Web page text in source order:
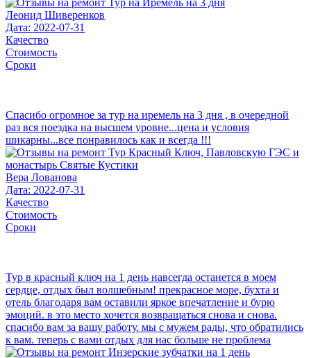
Леонид Шиверенков
Дата: 2022-07-31
Качество
Стоимость
Сроки
Спасибо огромное за тур на иремель на 3 дня , в очередной
раз вся поездка на высшем уровне...цена и условия
шикарны...все понравилось как и всегда !!!
Вера Лованова
Дата: 2022-07-31
Качество
Стоимость
Сроки
Тур в красный ключ на 1 день навсегда останется в моем
сердце, отдых был волшебным! прекрасное море, бухта и
отель благодаря вам оставили яркое впечатление и бурю
эмоций. в это место хочется возвращаться снова и снова.
спасибо вам за вашу работу. мы с мужем рады, что обратились
к вам. теперь с вами отдых для нас больше не проблема